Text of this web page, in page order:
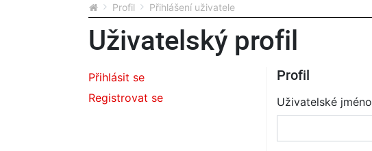
Profil Přihlášení uživatele
Uživatelský profil
Přihlásit se
Registrovat se
Profil
Uživatelské jméno